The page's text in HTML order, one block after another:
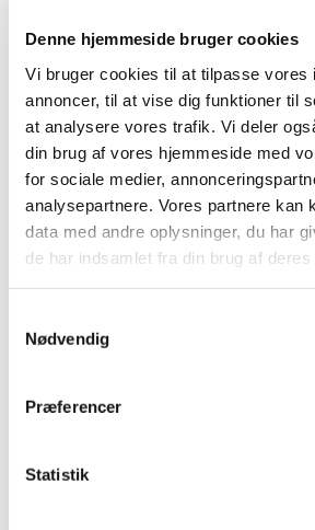
Denne hjemmeside bruger cookies
Vi bruger cookies til at tilpasse vores
annoncer, til at vise dig funktioner til
at analysere vores trafik. Vi deler
din brug af vores hjemmeside med
for sociale medier,
analysepartnere. Vores partnere kan
data med andre oplysninger, du har
de har indsamlet fra din brug af deres
Nødvendig
Præferencer
Statistik
|4. november 2021|
Vi har valgt ikke at forlænge vores
ekstraordinære tiltag i kliniske forsøg
Alle (328)
TID
2023 (55)
2021 (77)
oktober (2)